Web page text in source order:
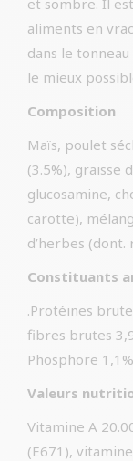
et sombre. Il
aliments en
dans le
le mieux
Composition
Maïs, poulet
(3.5%), graisse
glucosamine,
carotte),
d’herbes (dont.
Constituants
.Protéines
fibres brutes
Phosphore 1,1%
Valeurs
Vitamine A
(E671),